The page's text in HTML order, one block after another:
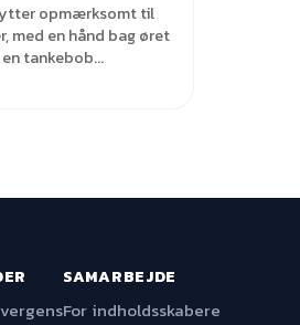
opmærksomt til
med en hånd bag øret
tankebob...
SAMARBEJDE
For indholdsskabere